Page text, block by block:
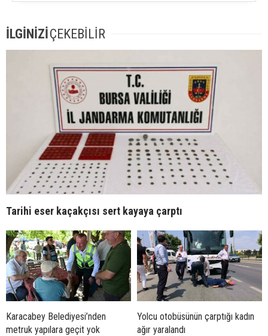
İLGİNİZİÇEKEBİLİR
Tarihi eser kaçakçısı sert kayaya çarptı
Karacabey Belediyesi’nden
metruk yapılara geçit yok
Yolcu otobüsünün çarptığı kadın
ağır yaralandı